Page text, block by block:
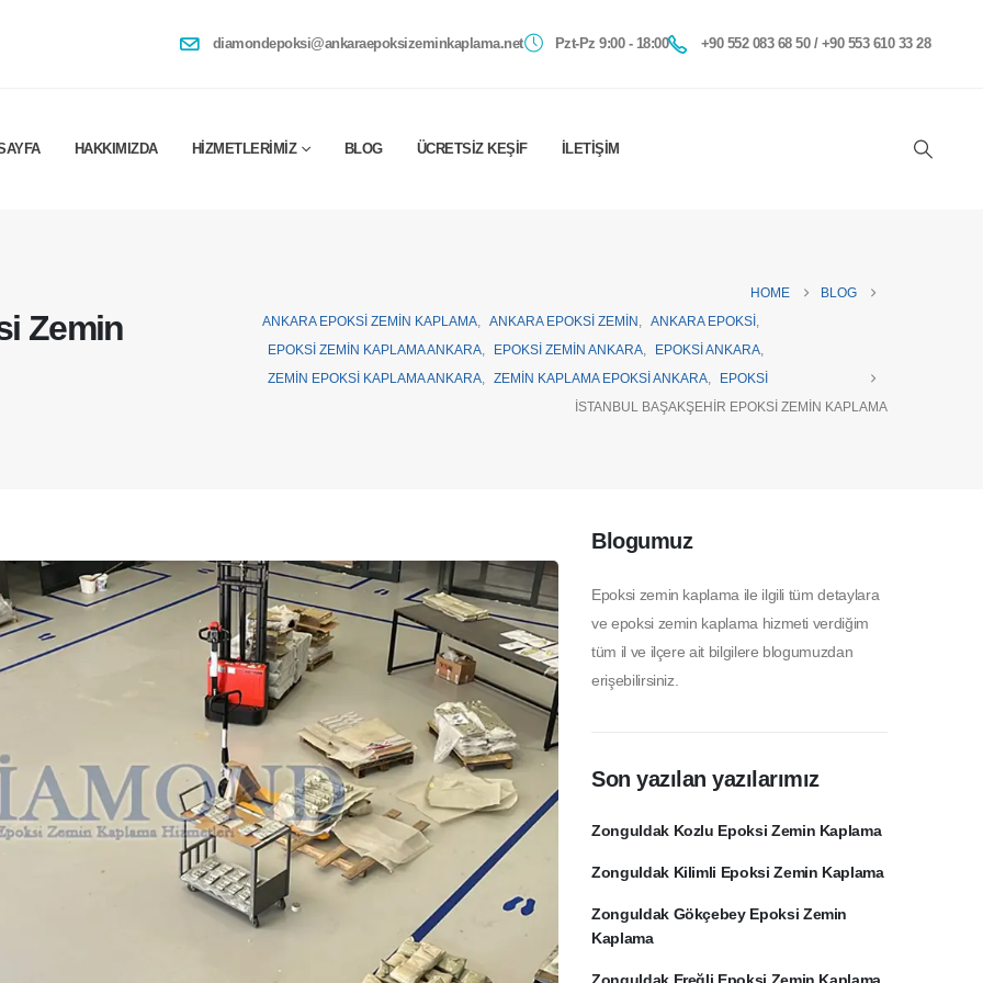
diamondepoksi@ankaraepoksizeminkaplama.net Pzt-Pz 9:00 - 18:00 +90 552 083 68 50 / +90 553 610 33 28
HAKKIMIZDA HIZMETLERIMIZ BLOG ÜCRETSIZ KEŞIF İLETIŞIM
Zemin
HOME
BLOG
ANKARA EPOKSI ZEMIN KAPLAMA
ANKARA EPOKSI ZEMIN ANKARA EPOKSI
EPOKSI ZEMIN KAPLAMA ANKARA
EPOKSI ZEMIN ANKARA EPOKSI ANKARA
ZEMIN EPOKSI KAPLAMA ANKARA
ZEMIN KAPLAMA EPOKSI ANKARA
EPOKSI
İSTANBUL BAŞAKŞEHIR EPOKSI ZEMIN KAPLAMA
Blogumuz
Epoksi zemin kaplama ile ilgili tüm detaylara
ve epoksi zemin kaplama hizmeti verdiğim
tüm il ve ilçere ait bilgilere blogumuzdan
erişebilirsiniz.
Son yazılan yazılarımız
Zonguldak Kozlu Epoksi Zemin Kaplama
Zonguldak Kilimli Epoksi Zemin Kaplama
Zonguldak Gökçebey Epoksi Zemin
Kaplama